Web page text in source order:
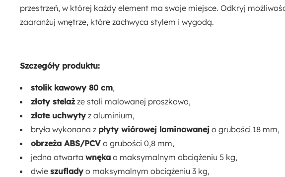
przestrzeń, w której każdy element ma swoje miejsce. Odkryj
zaaranżuj wnętrze, które zachwyca stylem i wygodą.
Szczegóły produktu:
stolik kawowy 80 cm,
złoty stelaż ze stali malowanej proszkowo,
złote uchwyty z aluminium,
bryła wykonana z płyty wiórowej laminowanej o grubości 18 mm,
obrzeża ABS/PCV o grubości 0,8 mm,
jedna otwarta wnęka o maksymalnym obciążeniu 5 kg,
dwie szuflady o maksymalnym obciążeniu 3 kg,